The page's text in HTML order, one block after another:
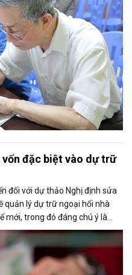
đặc biệt vào dự trữ
đối với dự thảo Nghị định sửa
quản lý dự trữ ngoại hối nhà
mới, trong đó đáng chú ý là
của Quỹ Tiền tệ Quốc tế
hối quốc gia.